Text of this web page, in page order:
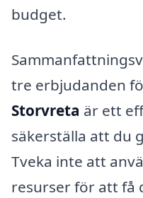
budget.
tre erbjudanden
Storvreta är ett
säkerställa att du
Tveka inte att
resurser för att få